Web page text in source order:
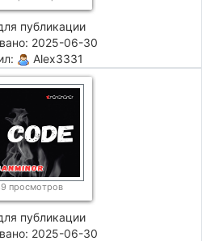
публикации
2025-06-30
Alex3331
просмотров
публикации
2025-06-30